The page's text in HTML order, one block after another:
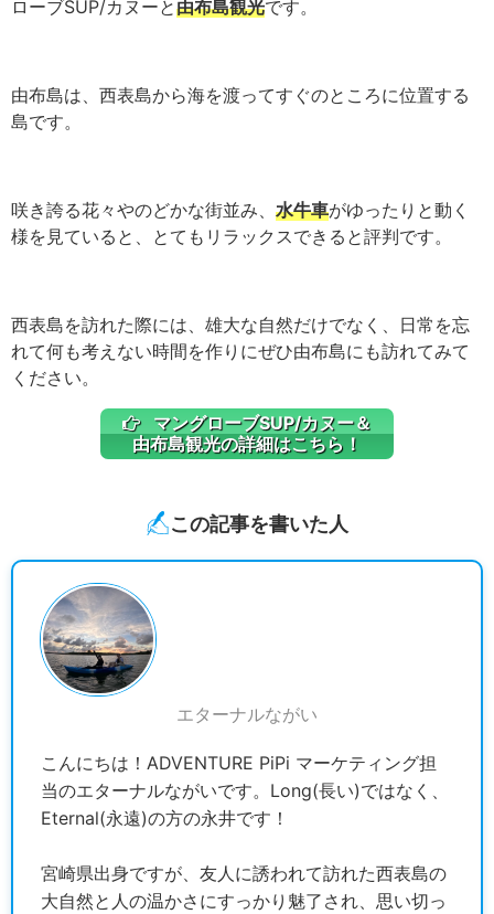
ローブSUP/カヌーと由布島観光です。
由布島は、西表島から海を渡ってすぐのところに位置する
島です。
咲き誇る花々やのどかな街並み、 水牛車がゆったりと動く
様を見ていると、とてもリラックスできると評判です。
西表島を訪れた際には、雄大な自然だけでなく、日常を忘
れて何も考えない時間を作りにぜひ由布島にも訪れてみて
ください。
マングローブSUP/カヌー＆
由布島観光の詳細はこちら！
この記事を書いた人
エターナルながい
こんにちは！ADVENTURE PiPi マーケティング担
当のエターナルながいです。Long(長い)ではなく、
Eternal(永遠)の方の永井です！
宮崎県出身ですが、友人に誘われて訪れた西表島の
大自然と人の温かさにすっかり魅了され、思い切っ